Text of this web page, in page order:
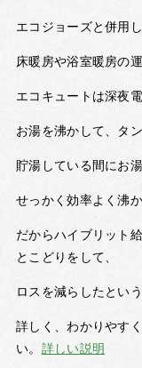
エコジョーズと併用し
床暖房や浴室暖房の
エコキュートは深夜
お湯を沸かして、タ
貯湯している間にお
せっかく効率よく沸
だからハイブリット
とこどりをして、
ロスを減らしたとい
詳しく、わかりやす
い。 詳しい説明